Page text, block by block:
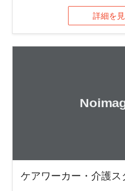
詳細を
ケアワーカー・介護ス